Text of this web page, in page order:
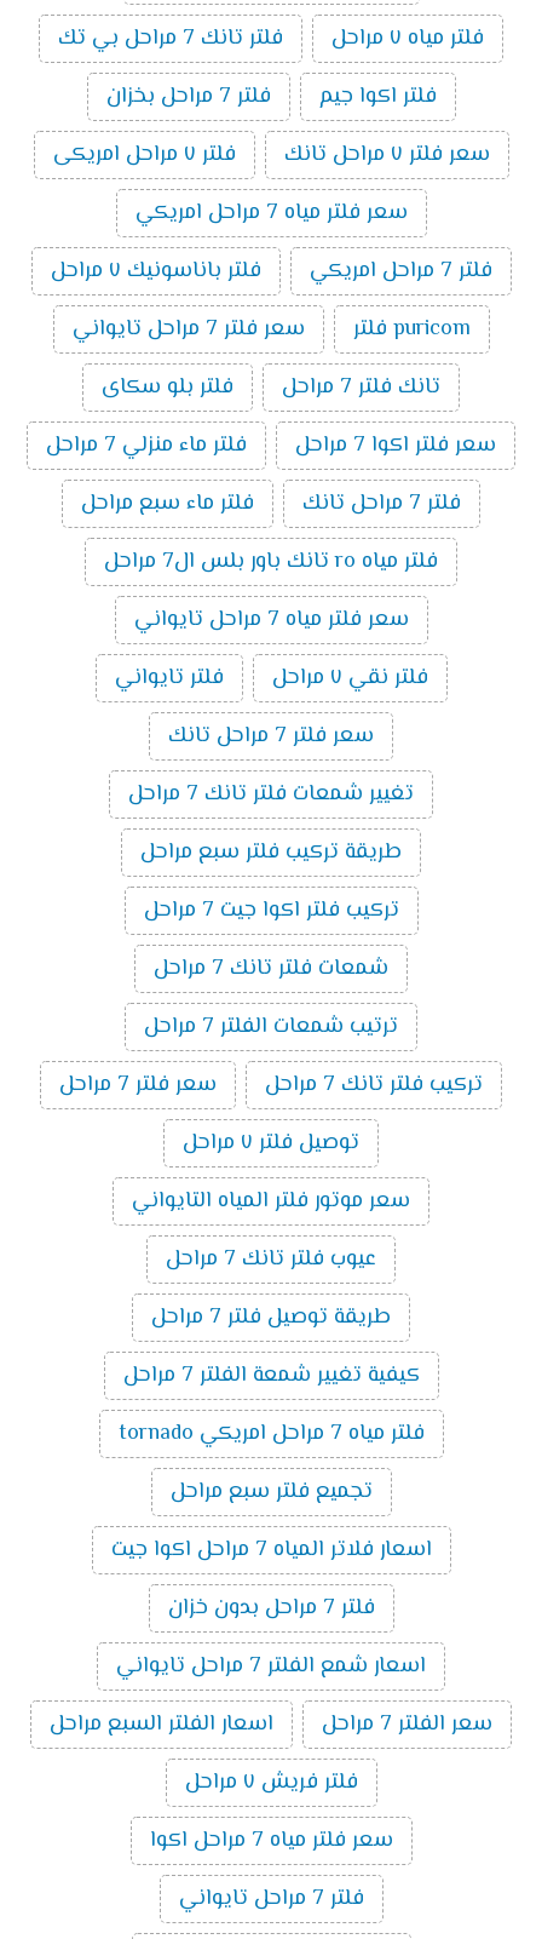
فلتر مياه ٧ مراحل
فلتر تانك 7 مراحل بي تك
فلتر اكوا جيم
فلتر 7 مراحل بخزان
سعر فلتر ٧ مراحل تانك
فلتر ٧ مراحل امريكى
سعر فلتر مياه 7 مراحل امريكي
فلتر 7 مراحل امريكي
فلتر باناسونيك ٧ مراحل
puricom فلتر
سعر فلتر 7 مراحل تايواني
تانك فلتر 7 مراحل
فلتر بلو سكاى
سعر فلتر اكوا 7 مراحل
فلتر ماء منزلي 7 مراحل
فلتر 7 مراحل تانك
فلتر ماء سبع مراحل
فلتر مياه ro تانك باور بلس ال7 مراحل
سعر فلتر مياه 7 مراحل تايواني
فلتر نقي ٧ مراحل
فلتر تايواني
سعر فلتر 7 مراحل تانك
تغيير شمعات فلتر تانك 7 مراحل
طريقة تركيب فلتر سبع مراحل
تركيب فلتر اكوا جيت 7 مراحل
شمعات فلتر تانك 7 مراحل
ترتيب شمعات الفلتر 7 مراحل
تركيب فلتر تانك 7 مراحل
سعر فلتر 7 مراحل
توصيل فلتر ٧ مراحل
سعر موتور فلتر المياه التايواني
عيوب فلتر تانك 7 مراحل
طريقة توصيل فلتر 7 مراحل
كيفية تغيير شمعة الفلتر 7 مراحل
فلتر مياه 7 مراحل امريكي tornado
تجميع فلتر سبع مراحل
اسعار فلاتر المياه 7 مراحل اكوا جيت
فلتر 7 مراحل بدون خزان
اسعار شمع الفلتر 7 مراحل تايواني
سعر الفلتر 7 مراحل
اسعار الفلتر السبع مراحل
فلتر فريش ٧ مراحل
سعر فلتر مياه 7 مراحل اكوا
فلتر 7 مراحل تايواني